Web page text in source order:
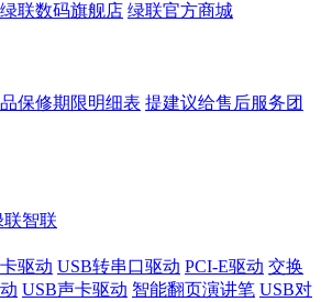
联数码旗舰店 绿联官方商城
保修期限明细表 提建议给售后服务团
联智联
驱动 USB转串口驱动 PCI-E驱动 交换
USB声卡驱动 智能翻页演讲笔 USB对